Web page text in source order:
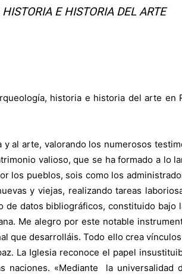
E HISTORIA DEL ARTE
historia e historia del arte en
al arte, valorando los numerosos
valioso, que se ha formado a lo
los pueblos, sois como los
y viejas, realizando tareas
datos bibliográficos, constituido bajo
Me alegro por este notable
que desarrolláis. Todo ello crea
La Iglesia reconoce el papel
naciones. «Mediante la universalidad